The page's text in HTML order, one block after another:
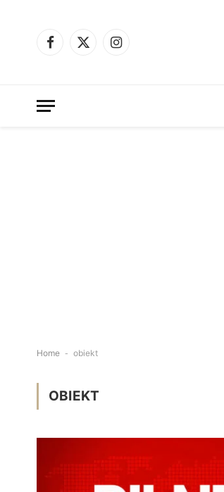
Facebook
X
Instagram
Home - obiekt
OBIEKT